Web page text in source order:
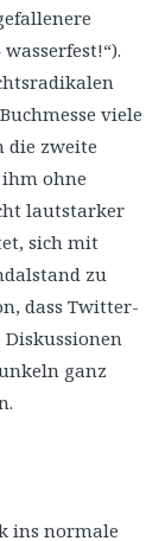
viele
die zweite
ohne
lautstarker
sich mit
zu
dass Twitter-
ganz
ins normale